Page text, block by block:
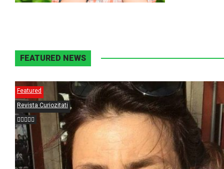
FEATURED NEWS
Featured
Revista Curiozitati